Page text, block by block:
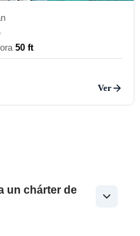
50 ft
Ver
un chárter de